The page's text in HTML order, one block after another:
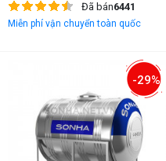
Đã bán6441
Miễn phí vận chuyển toàn quốc
-29%